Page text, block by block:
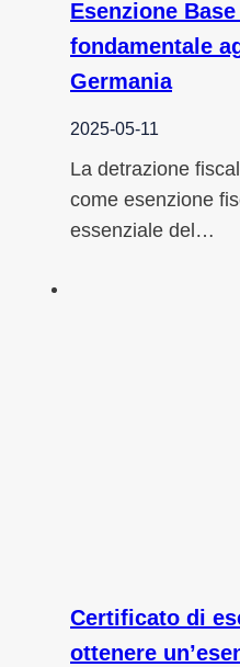
Esenzione
fondamentale
Germania
2025-05-11
La detrazione
come esenzione
essenziale del…
Certificato di
ottenere